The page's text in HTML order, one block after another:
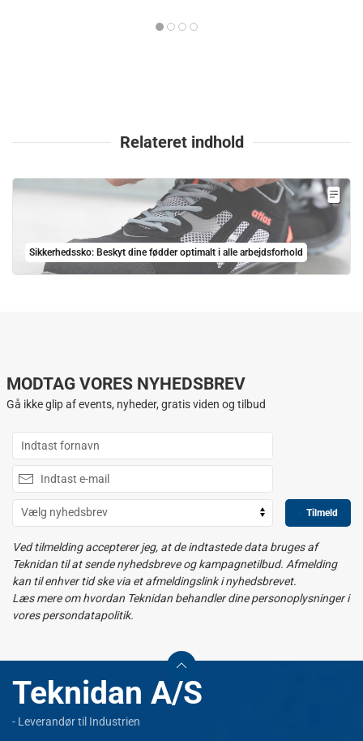
Relateret indhold
Sikkerhedssko: Beskyt dine fødder optimalt i alle arbejdsforhold
MODTAG VORES NYHEDSBREV
Gå ikke glip af events, nyheder, gratis viden og tilbud
Tilmeld
Ved tilmelding accepterer jeg, at de indtastede data bruges af
Teknidan til at sende nyhedsbreve og kampagnetilbud. Afmelding
kan til enhver tid ske via et afmeldingslink i nyhedsbrevet.
Læs mere om hvordan Teknidan behandler dine personoplysninger i
vores persondatapolitik.
Teknidan A/S
- Leverandør til Industrien